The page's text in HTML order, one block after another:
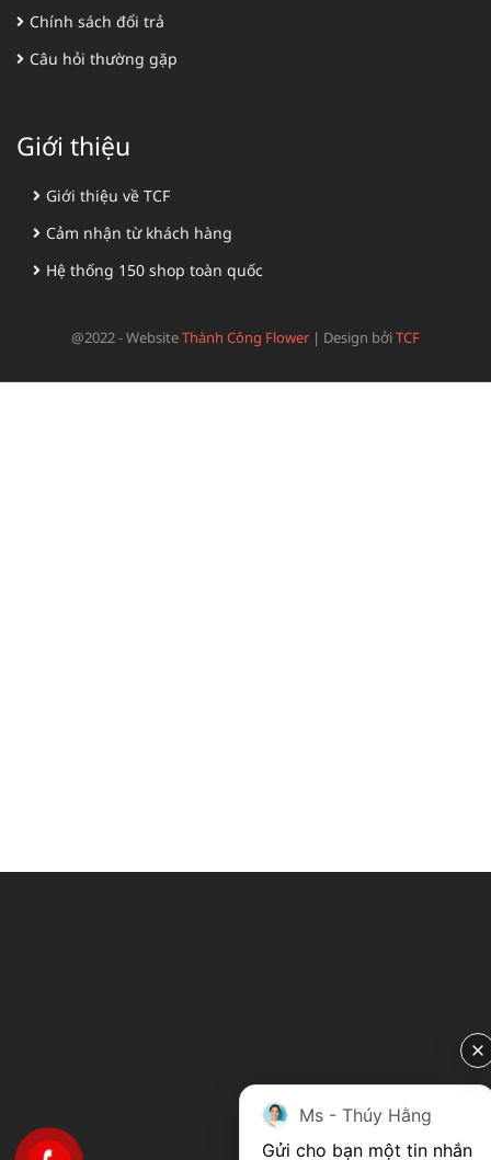
Chính sách đổi trả
Câu hỏi thường gặp
Giới thiệu
Giới thiệu về TCF
Cảm nhận từ khách hàng
Hệ thống 150 shop toàn quốc
@2022 - WebsiteThành Công Flower | Design bởiTCF
Ms - Thúy Hằng
Gửi cho bạn một tin nhắn